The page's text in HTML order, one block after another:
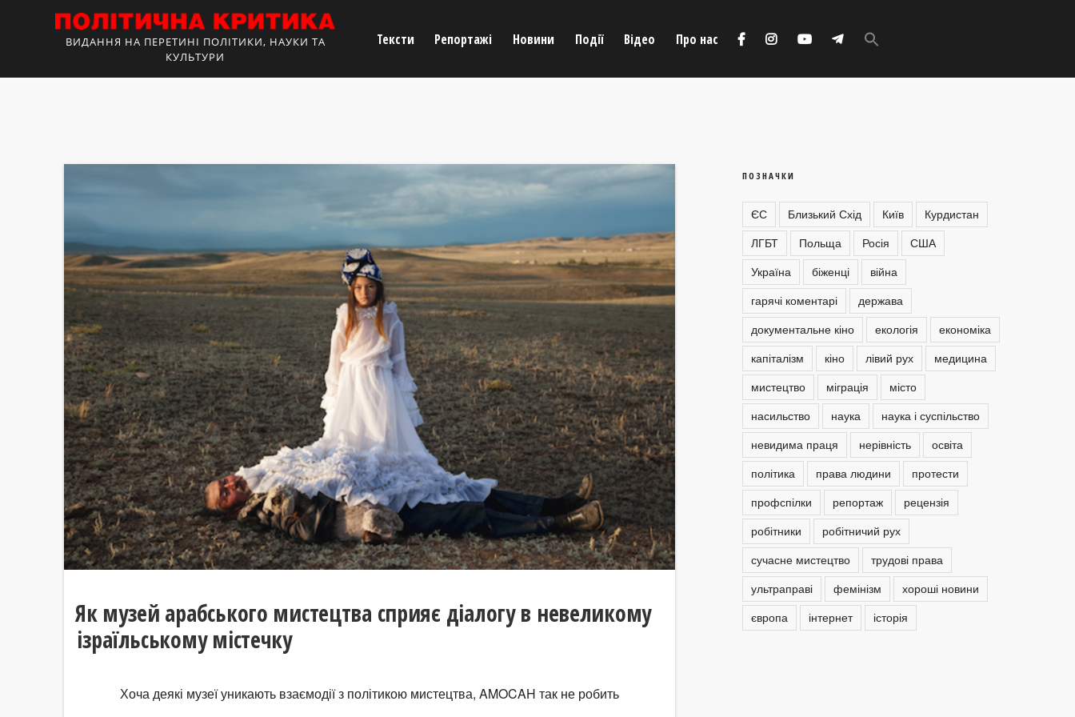
ВИДАННЯ НА ПЕРЕТИНІ ПОЛІТИКИ, НАУКИ ТА
КУЛЬТУРИ
Тексти Репортажі Новини Події Відео Про нас
Як музей арабського мистецтва сприяє діалогу в невеликому
ізраїльському містечку
Хоча деякі музеї уникають взаємодії з політикою мистецтва, AMOCAH так не робить
ПОЗНАЧКИ
ЄС Близький Схід Київ
Курдистан
ЛГБТ
Польща Росія
США
Україна
біженці
війна
гарячі коментарі
держава
документальне кіно
екологія
економіка
капіталізм
кіно лівий рух
медицина
мистецтво
міграція
місто
насильство
наука
наука і суспільство
невидима праця
нерівність
освіта
політика
права людини
протести
профспілки
репортаж
рецензія
робітники
робітничий рух
сучасне мистецтво
трудові права
ультраправі
фемінізм
хороші новини
європа
інтернет історія